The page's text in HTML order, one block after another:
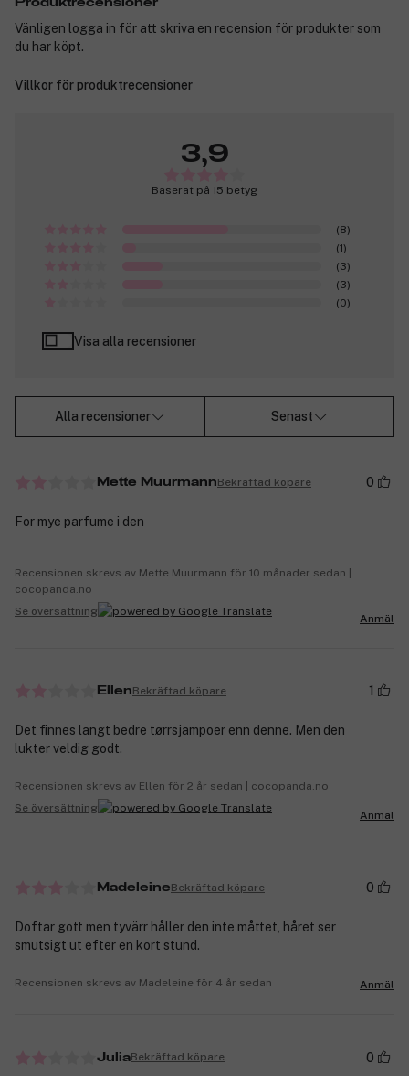
Vänligen logga in för att skriva en recension för produkter som
du har köpt.
Villkor för produktrecensioner
3,9
Baserat på 15 betyg
(8)
(1)
(3)
(3)
(0)
Visa alla recensioner
Alla recensioner Senast
Mette MuurmannBekräftad köpare 0
For mye parfume i den
Recensionen skrevs av Mette Muurmann för 10 månader sedan |
cocopanda.no
Se översättning
Anmäl
EllenBekräftad köpare 1
Det finnes langt bedre tørrsjampoer enn denne. Men den
lukter veldig godt.
Recensionen skrevs av Ellen för 2 år sedan | cocopanda.no
Se översättning
Anmäl
MadeleineBekräftad köpare 0
Doftar gott men tyvärr håller den inte måttet, håret ser
smutsigt ut efter en kort stund.
Recensionen skrevs av Madeleine för 4 år sedan Anmäl
JuliaBekräftad köpare 0